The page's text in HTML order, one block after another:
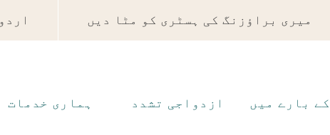
میری براؤزنگ کی ہسٹری کو مٹا دیں اردو
کے بارے میں ازدواجی تشدد ہماری خدمات